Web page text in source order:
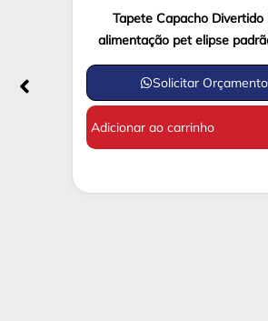
Tapete Capacho Divertido
alimentação pet elipse
Solicitar Orçamento
Adicionar ao carrinho